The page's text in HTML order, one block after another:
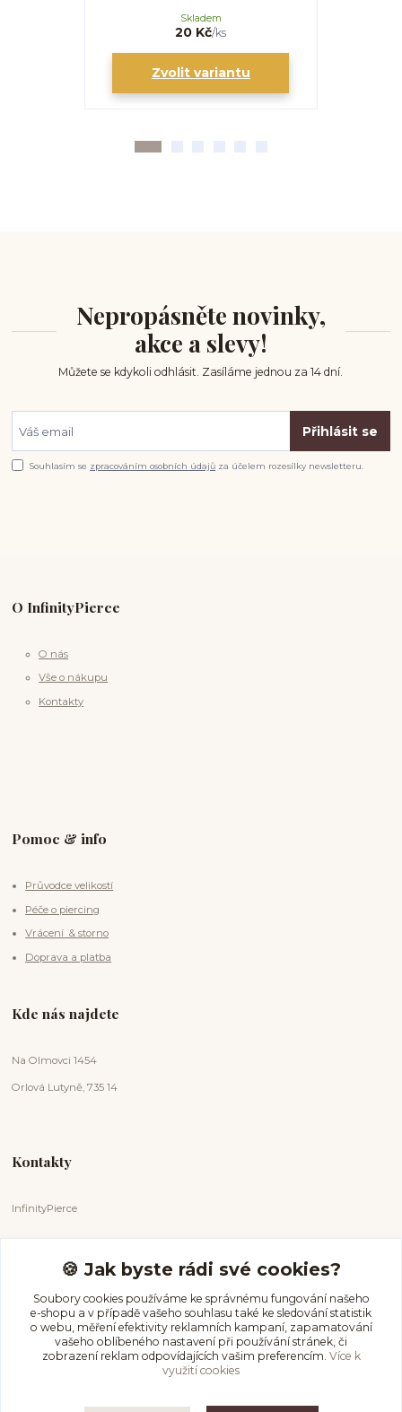
20 Kč/ks
Skladem
Zvolit variantu
Nepropásněte novinky,
akce a slevy!
Můžete se kdykoli odhlásit. Zasíláme jednou za 14 dní.
Přihlásit se
Souhlasím se zpracováním osobních údajů za účelem rozesílky newsletteru.
O InfinityPierce
O nás
Vše o nákupu
Kontakty
Pomoc & info
Průvodce velikostí
Péče o piercing
Vrácení & storno
Doprava a platba
Kde nás najdete
Na Olmovci 1454
Orlová Lutyně, 735 14
Kontakty
InfinityPierce
+420 731 681 038
(Po-Ne, 9-18 hod.)
info@infinitypierce.cz
🍪 Jak byste rádi své cookies?
Soubory cookies používáme ke správnému fungování našeho
e-shopu a v případě vašeho souhlasu také ke sledování statistik
o webu, měření efektivity reklamních kampaní, zapamatování
vašeho oblíbeného nastavení při používání stránek, či
zobrazení reklam odpovídajících vašim preferencím. Více k
využití cookies